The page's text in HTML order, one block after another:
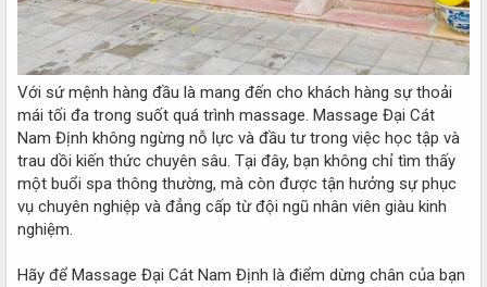
Với sứ mệnh hàng đầu là mang đến cho khách hàng sự thoải
mái tối đa trong suốt quá trình massage. Massage Đại Cát
Nam Định không ngừng nỗ lực và đầu tư trong việc học tập và
trau dồi kiến thức chuyên sâu. Tại đây, bạn không chỉ tìm thấy
một buổi spa thông thường, mà còn được tận hưởng sự phục
vụ chuyên nghiệp và đẳng cấp từ đội ngũ nhân viên giàu kinh
nghiệm.
Hãy để Massage Đại Cát Nam Định là điểm dừng chân của bạn